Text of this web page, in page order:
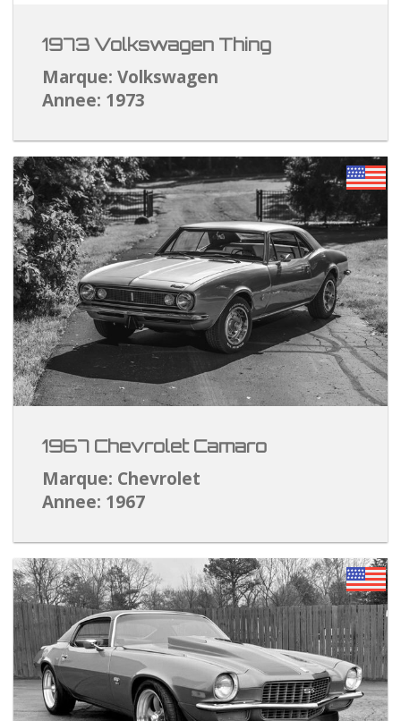
1973 Volkswagen Thing
Marque: Volkswagen
Annee: 1973
1967 Chevrolet Camaro
Marque: Chevrolet
Annee: 1967